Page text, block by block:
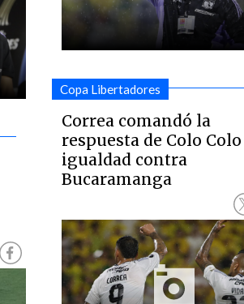
Copa Libertadores
Correa comandó la
respuesta de Colo
igualdad contra
Bucaramanga